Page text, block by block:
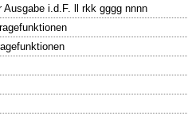
Ausgabe i.d.F. ll rkk gggg nnnn